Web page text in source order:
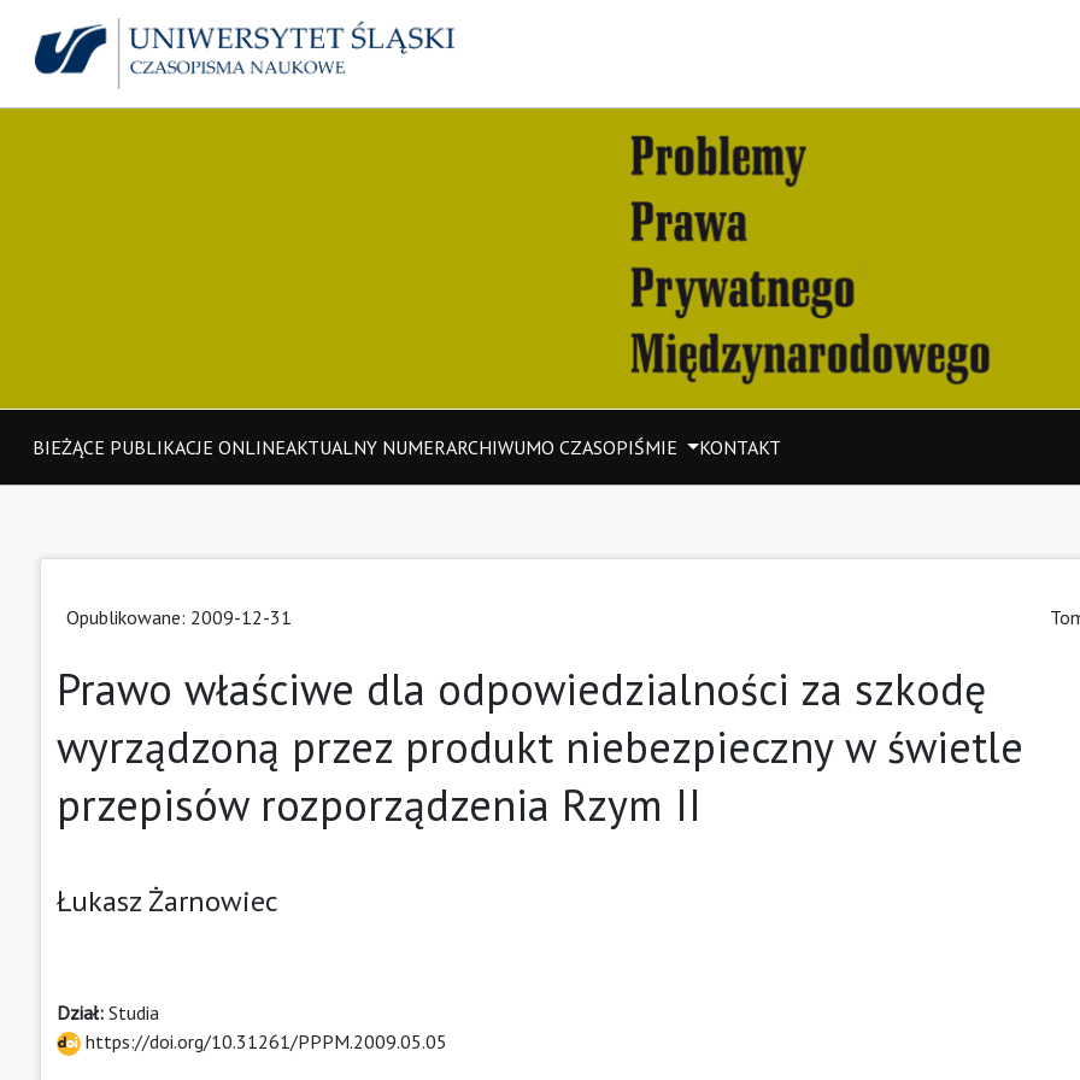
BIEŻĄCE PUBLIKACJE ONLINEAKTUALNY NUMERARCHIWUMO CZASOPIŚMIE KONTAKT
Opublikowane: 2009-12-31
Prawo właściwe dla odpowiedzialności za szkodę
wyrządzoną przez produkt niebezpieczny w świetle
przepisów rozporządzenia Rzym II
Łukasz Żarnowiec
Dział: Studia
https://doi.org/10.31261/PPPM.2009.05.05